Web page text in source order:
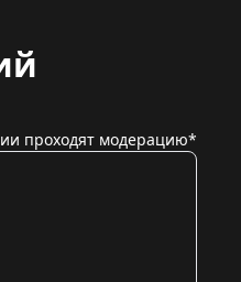
проходят модерацию*